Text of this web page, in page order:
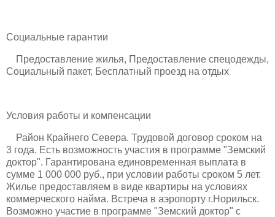
Социальные гарантии
Предоставление жилья, Предоставление спецодежды,
Социальный пакет, Бесплатный проезд на отдых
Условия работы и компенсации
Район Крайнего Севера. Трудовой договор сроком на
3 года. Есть возможность участия в программе "Земский
доктор". Гарантирована единовременная выплата в
сумме 1 000 000 руб., при условии работы сроком 5 лет.
Жилье предоставляем в виде квартиры на условиях
коммерческого найма. Встреча в аэропорту г.Норильск.
Возможно участие в программе "Земский доктор" с